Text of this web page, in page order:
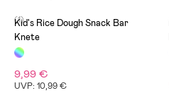
(1)
Kid's Rice Dough Snack Bar
Knete
9,99 €
UVP: 10,99 €